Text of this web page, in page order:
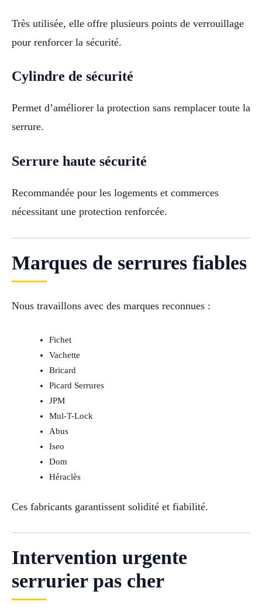
Très utilisée, elle offre plusieurs points de verrouillage
pour renforcer la sécurité.
Cylindre de sécurité
Permet d’améliorer la protection sans remplacer toute la
serrure.
Serrure haute sécurité
Recommandée pour les logements et commerces
nécessitant une protection renforcée.
Marques de serrures fiables
Nous travaillons avec des marques reconnues :
Fichet
Vachette
Bricard
Picard Serrures
JPM
Mul-T-Lock
Abus
Iseo
Dom
Héraclès
Ces fabricants garantissent solidité et fiabilité.
Intervention urgente
serrurier pas cher